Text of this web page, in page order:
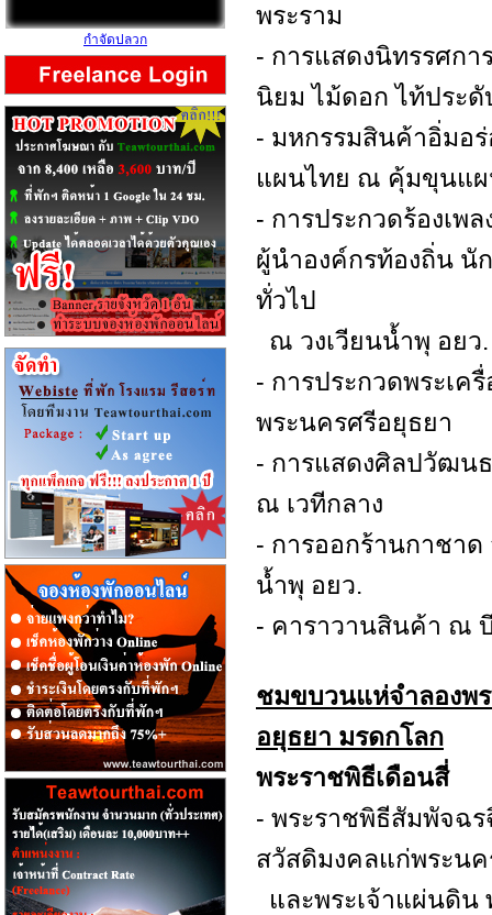
พระราม
- การแสดงนิทรรศก
นิยม ไม้ดอก ไท้ประ
- มหกรรมสินค้าอิ่มอ
แผนไทย ณ คุ้มขุนแ
- การประกวดร้องเพ
ผู้นำองค์กรท้องถิ่น นั
ทั่วไป
ณ วงเวียนน้ำพุ อยว.
- การประกวดพระเค
พระนครศรีอยุธยา
- การแสดงศิลปวัฒน
ณ เวทีกลาง
- การออกร้านกาชา
น้ำพุ อยว.
- คาราวานสินค้า ณ
ชมขบวนแห่จำลองพ
อยุธยา มรดกโลก
พระราชพิธีเดือนสี่
- พระราชพิธีสัมพัจฉ
สวัสดิมงคลแก่พระน
และพระเจ้าแผ่นดิน
กำจัดปลวก